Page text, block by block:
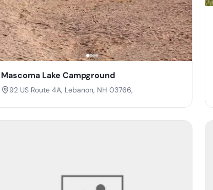
Mascoma Lake Campground
92 US Route 4A, Lebanon, NH 03766,